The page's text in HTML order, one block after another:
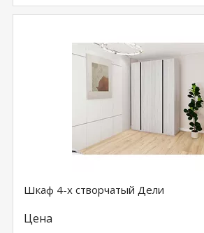
Шкаф 4-х створчатый Дели
Цена